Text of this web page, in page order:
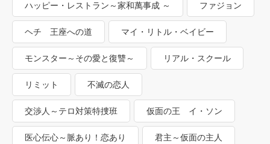
ハッピー・レストラン～家和萬事成 ～ ファジョン
ヘチ 王座への道 マイ・リトル・ベイビー
モンスター～その愛と復讐～ リアル・スクール
リミット 不滅の恋人
交渉人～テロ対策特捜班 仮面の王 イ・ソン
医心伝心～脈あり！恋あり 君主～仮面の主人